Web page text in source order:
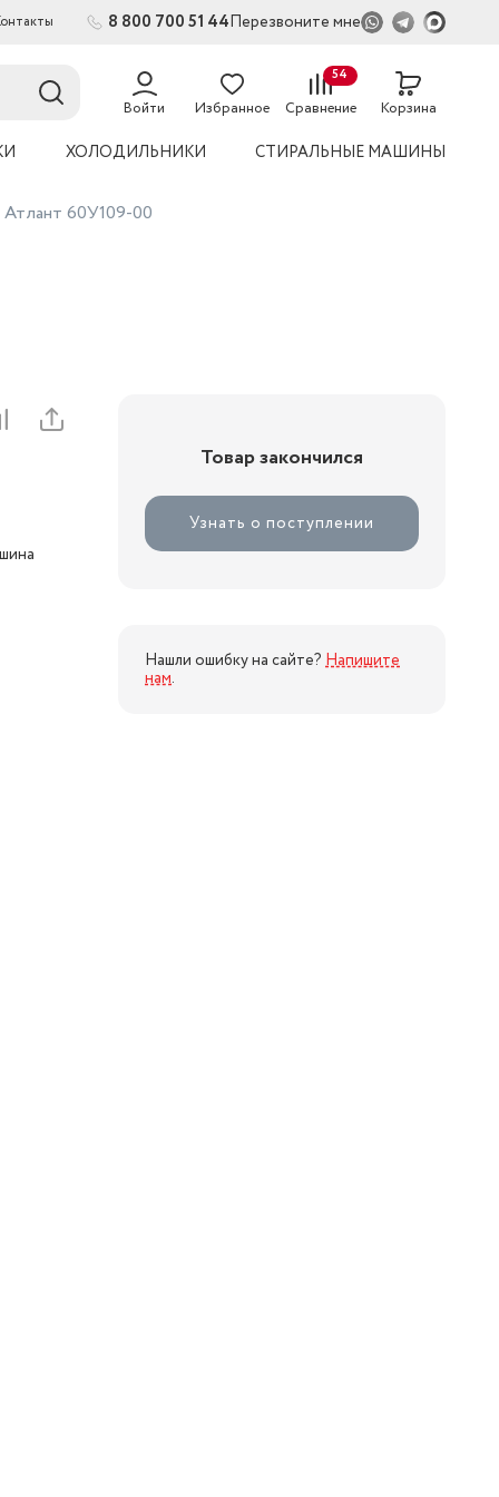
8 800 700 51 44Перезвоните мне
Войти Избранное Сравнение
54
Корзина
ХОЛОДИЛЬНИКИ СТИРАЛЬНЫЕ МАШИНЫ
Атлант 60У109-00
Товар закончился
Узнать о поступлении
Нашли ошибку на сайте? Напишите
нам.